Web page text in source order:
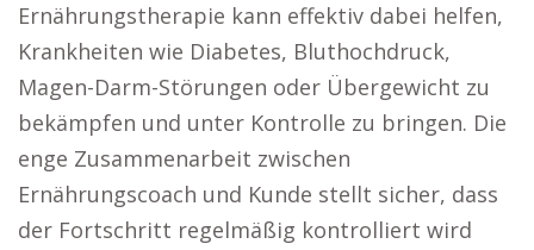
Ernährungstherapie kann effektiv dabei helfen,
Krankheiten wie Diabetes, Bluthochdruck,
Magen-Darm-Störungen oder Übergewicht zu
bekämpfen und unter Kontrolle zu bringen. Die
enge Zusammenarbeit zwischen
Ernährungscoach und Kunde stellt sicher, dass
der Fortschritt regelmäßig kontrolliert wird